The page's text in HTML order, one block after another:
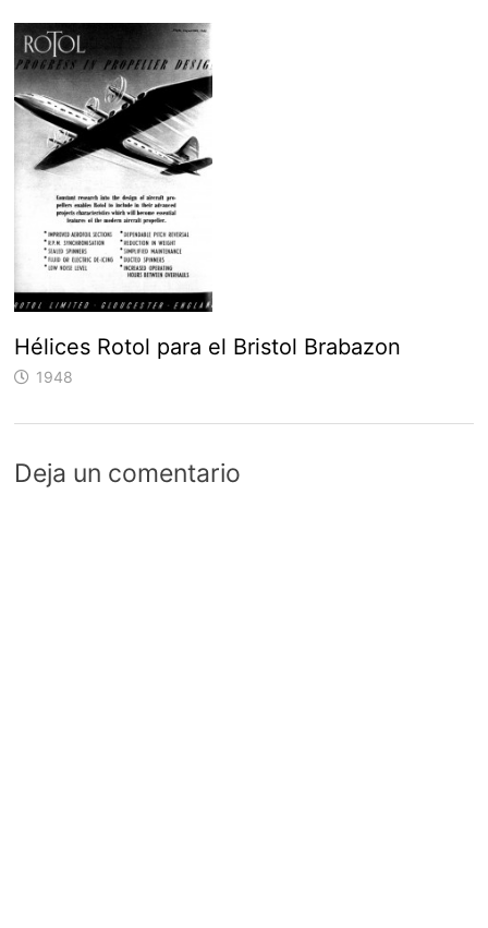
Hélices Rotol para el Bristol Brabazon
1948
Deja un comentario